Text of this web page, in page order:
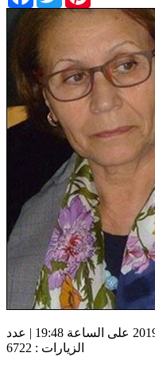
زووم تونيزيا | الأحد، 14 أفريل، 2019 على الساعة 19:48 | عدد
الزيارات : 6722